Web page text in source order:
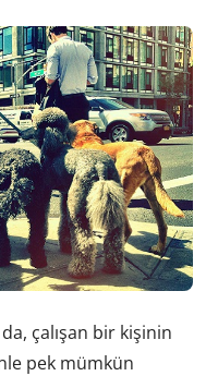
çalışan bir kişinin
pek mümkün